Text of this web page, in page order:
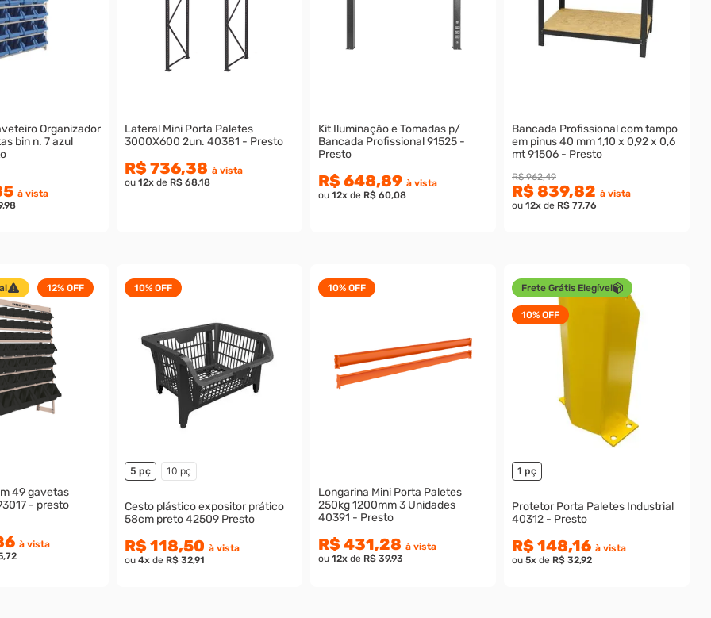
Organizador
bin n. 7 azul
à vista
Lateral Mini Porta Paletes
3000X600 2un. 40381 - Presto
R$ 736,38 à vista
ou 12x de R$ 68,18
Kit Iluminação e Tomadas p/
Bancada Profissional 91525 -
Presto
R$ 648,89 à vista
ou 12x de R$ 60,08
Bancada Profissional com tampo
em pinus 40 mm 1,10 x 0,92 x 0,6
mt 91506 - Presto
R$ 962,49
R$ 839,82 à vista
ou 12x de R$ 77,76
12% OFF
49 gavetas
- presto
à vista
10% OFF
5 pç 10 pç
Cesto plástico expositor prático
58cm preto 42509 Presto
R$ 118,50 à vista
ou 4x de R$ 32,91
10% OFF
Longarina Mini Porta Paletes
250kg 1200mm 3 Unidades
40391 - Presto
R$ 431,28 à vista
ou 12x de R$ 39,93
Frete Grátis Elegível
10% OFF
1 pç
Protetor Porta Paletes Industrial
40312 - Presto
R$ 148,16 à vista
ou 5x de R$ 32,92